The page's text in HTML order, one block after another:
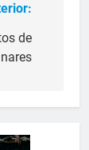
de